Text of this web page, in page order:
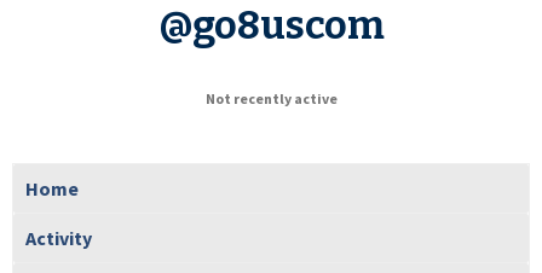
@go8uscom
Not recently active
Home
Activity